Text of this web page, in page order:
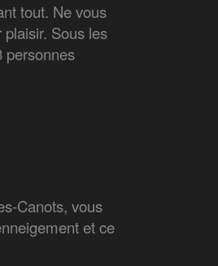
tout. Ne vous
Sous les
personnes
Canots, vous
et ce